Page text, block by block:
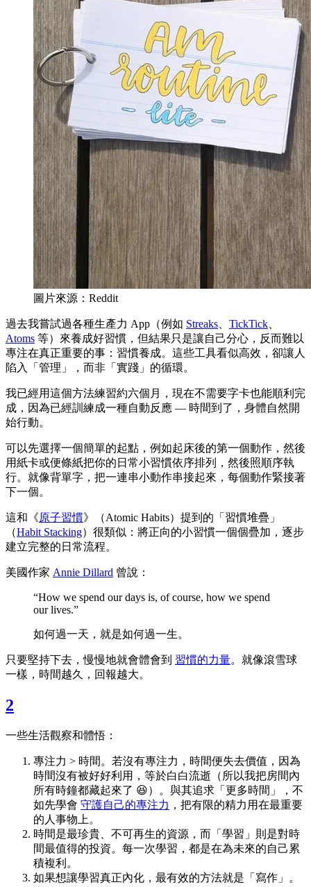
圖片來源：Reddit
過去我嘗試過各種生產力 App（例如 Streaks TickTick
Atoms 等）來養成好習慣，但結果只是讓自己分心，反而難以
專注在真正重要的事：習慣養成。這些工具看似高效，卻讓人
陷入「管理」，而非「實踐」的循環。
我已經用這個方法練習約六個月，現在不需要字卡也能順利完
成，因為已經訓練成一種自動反應 — 時間到了，身體自然開
始行動。
可以先選擇一個簡單的起點，例如起床後的第一個動作，然後
用紙卡或便條紙把你的日常小習慣依序排列，然後照順序執
行。就像背單字，把一連串小動作串接起來，每個動作緊接著
下一個。
這和《原子習慣》（Atomic Habits）提到的「習慣堆疊」
（Habit Stacking）很類似：將正向的小習慣一個個疊加，逐步
建立完整的日常流程。
美國作家 Annie Dillard 曾說：
“How we spend our days is, of course, how we spend
our lives.”
如何過一天，就是如何過一生。
只要堅持下去，慢慢地就會體會到 習慣的力量。就像滾雪球
一樣，時間越久，回報越大。
2
一些生活觀察和體悟：
專注力 > 時間。若沒有專注力，時間便失去價值，因為
時間沒有被好好利用，等於白白流逝（所以我把房間內
所有時鐘都藏起來了 😆）。與其追求「更多時間」，不
如先學會 守護自己的專注力 ，把有限的精力用在最重要
的人事物上。
時間是最珍貴、不可再生的資源，而「學習」則是對時
間最值得的投資。每一次學習，都是在為未來的自己累
積複利。
如果想讓學習真正內化，最有效的方法就是「寫作」。